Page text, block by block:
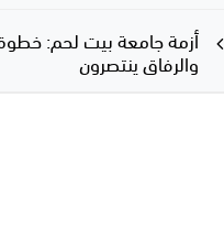
أزمة جامعة بيت لحم: خطوة
والرفاق ينتصرون